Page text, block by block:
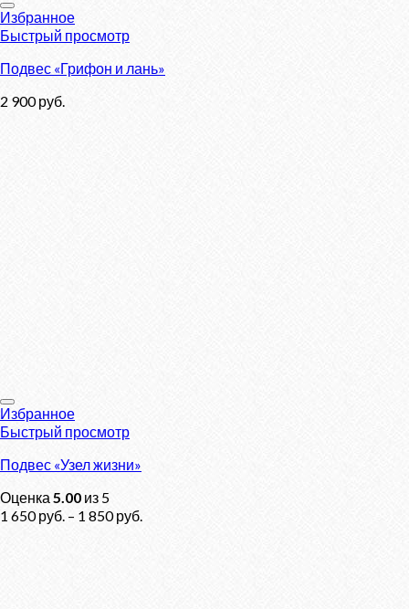
Избранное
Быстрый просмотр
Подвес «Грифон и лань»
2 900руб.
Избранное
Быстрый просмотр
Подвес «Узел жизни»
Оценка 5.00 из 5
1 650руб. – 1 850руб.